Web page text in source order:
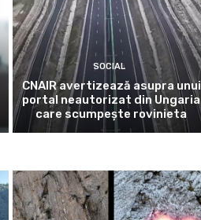
SOCIAL
CNAIR avertizează asupra unui
portal neautorizat din Ungaria
care scumpește rovinieta